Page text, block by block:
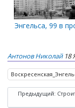
Энгельса, 99 в
Антонов Николай 18
Предыдущий: